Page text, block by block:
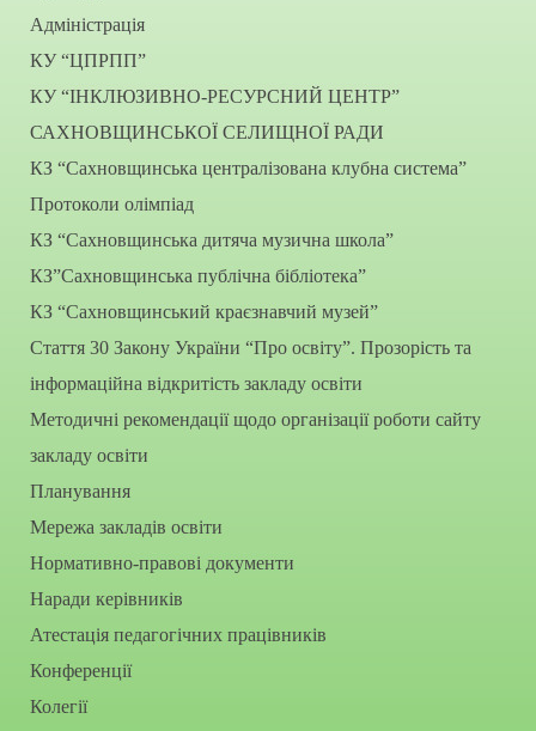
Адміністрація
КУ “ЦПРПП”
КУ “ІНКЛЮЗИВНО-РЕСУРСНИЙ ЦЕНТР”
САХНОВЩИНСЬКОЇ СЕЛИЩНОЇ РАДИ
КЗ “Сахновщинська централізована клубна система”
Протоколи олімпіад
КЗ “Сахновщинська дитяча музична школа”
КЗ”Сахновщинська публічна бібліотека”
КЗ “Сахновщинський краєзнавчий музей”
Стаття 30 Закону України “Про освіту”. Прозорість та
інформаційна відкритість закладу освіти
Методичні рекомендації щодо організації роботи сайту
закладу освіти
Планування
Мережа закладів освіти
Нормативно-правові документи
Наради керівників
Атестація педагогічних працівників
Конференції
Колегії